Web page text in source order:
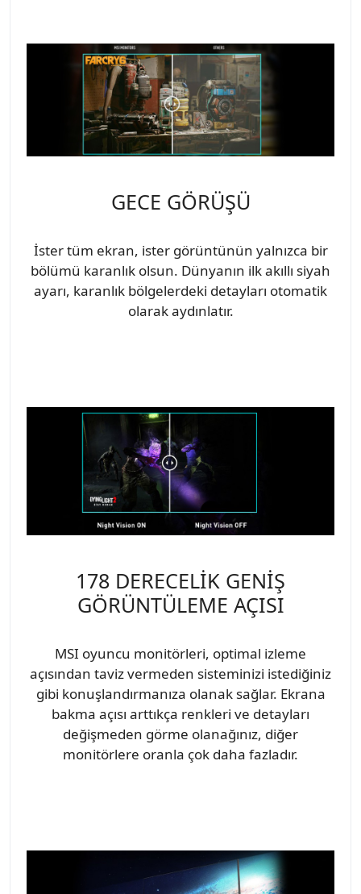
GECE GÖRÜŞÜ
İster tüm ekran, ister görüntünün yalnızca bir
bölümü karanlık olsun. Dünyanın ilk akıllı siyah
ayarı, karanlık bölgelerdeki detayları otomatik
olarak aydınlatır.
178 DERECELİK GENİŞ
GÖRÜNTÜLEME AÇISI
MSI oyuncu monitörleri, optimal izleme
açısından taviz vermeden sisteminizi istediğiniz
gibi konuşlandırmanıza olanak sağlar. Ekrana
bakma açısı arttıkça renkleri ve detayları
değişmeden görme olanağınız, diğer
monitörlere oranla çok daha fazladır.